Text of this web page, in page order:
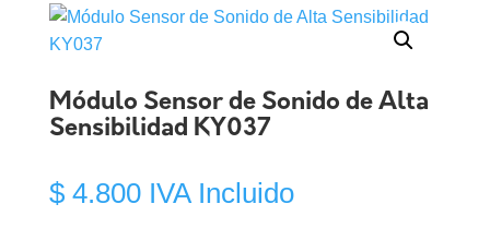
Módulo Sensor de Sonido de Alta
Sensibilidad KY037
$4.800 IVA Incluido